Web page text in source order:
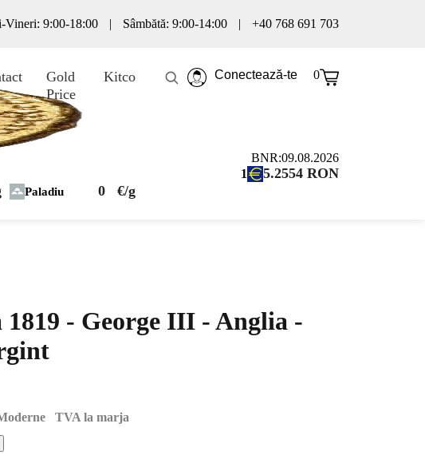
Vineri: 9:00-18:00 | Sâmbătă: 9:00-14:00 | +40 768 691 703
Gold
Price
Kitco
Paladiu 0 €/g
Conectează-te 0
BNR:09.08.2026
1
5.2554 RON
1819 - George III - Anglia -
TVA la marja